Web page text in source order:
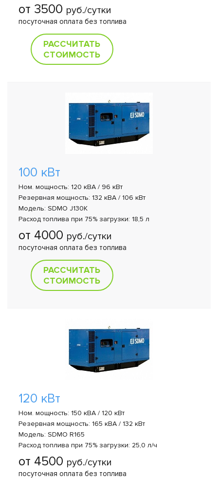
от 3500 руб./сутки
посуточная оплата без топлива
РАССЧИТАТЬ
СТОИМОСТЬ
100 кВт
Ном. мощность: 120 кВА / 96 кВт
Резервная мощность: 132 кВА / 106 кВт
Модель: SDMO J130K
Расход топлива при 75% загрузки: 18,5 л
от 4000 руб./сутки
посуточная оплата без топлива
РАССЧИТАТЬ
СТОИМОСТЬ
120 кВт
Ном. мощность: 150 кВА / 120 кВт
Резервная мощность: 165 кВА / 132 кВт
Модель: SDMO R165
Расход топлива при 75% загрузки: 25,0 л/ч
от 4500 руб./сутки
посуточная оплата без топлива